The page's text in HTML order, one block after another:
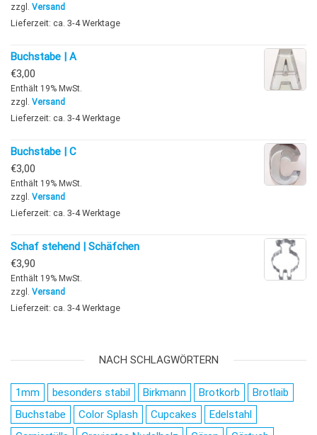
zzgl. Versand
Lieferzeit: ca. 3-4 Werktage
Buchstabe | A
€3,00
Enthält 19% MwSt.
zzgl. Versand
Lieferzeit: ca. 3-4 Werktage
Buchstabe | C
€3,00
Enthält 19% MwSt.
zzgl. Versand
Lieferzeit: ca. 3-4 Werktage
Schaf stehend | Schäfchen
€3,90
Enthält 19% MwSt.
zzgl. Versand
Lieferzeit: ca. 3-4 Werktage
NACH SCHLAGWÖRTERN
1mm besonders stabil Birkmann Brotkorb
Brotlaib
Buchstabe
Color Splash Cupcakes
Edelstahl